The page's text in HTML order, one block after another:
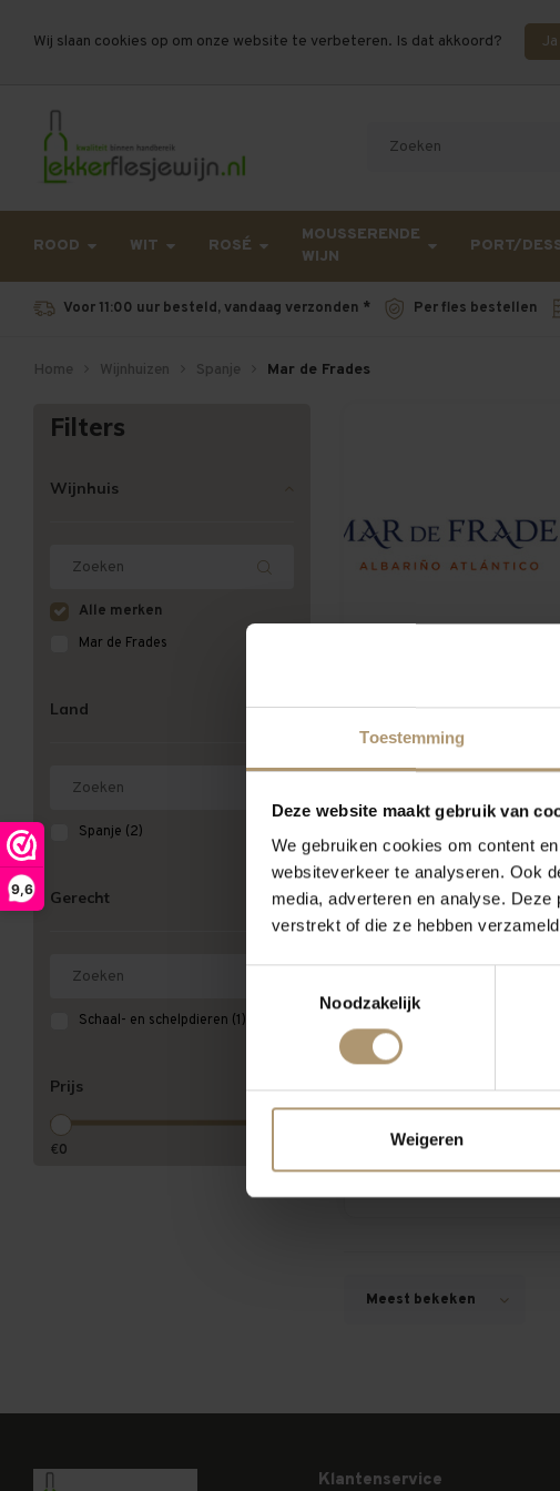
9,6
Toestemming
Deze website maakt gebruik van
We gebruiken cookies om content
websiteverkeer te analyseren. Ook
media, adverteren en analyse.
verstrekt of die ze hebben
Noodzakelijk
Weigeren
Wij slaan cookies op om onze website te verbeteren. Is dat akkoord? Ja
Let op, vanwege drukte bij PostNL kan uw bestelling
ROOD WIT ROSÉ
MOUSSERENDE
WIJN
PORT/
Voor 11:00 uur besteld, vandaag verzonden * Per fles bestellen
Home Wijnhuizen Spanje Mar de Frades
Filters
Wijnhuis
Alle merken
Mar de Frades
Land
Spanje (2)
Gerecht
Schaal- en schelpdieren (1)
Prijs
€0
Meest bekeken
Hamersma 9-
Mar de Frades Albariño
€19,95
Meest bekeken
Klantenservice